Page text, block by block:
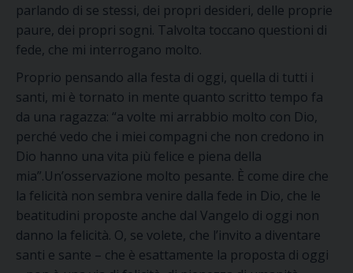
parlando di se stessi, dei propri desideri, delle proprie
paure, dei propri sogni. Talvolta toccano questioni di
fede, che mi interrogano molto.
Proprio pensando alla festa di oggi, quella di tutti i
santi, mi è tornato in mente quanto scritto tempo fa
da una ragazza: “a volte mi arrabbio molto con Dio,
perché vedo che i miei compagni che non credono in
Dio hanno una vita più felice e piena della
mia”.Un’osservazione molto pesante. È come dire che
la felicità non sembra venire dalla fede in Dio, che le
beatitudini proposte anche dal Vangelo di oggi non
danno la felicità. O, se volete, che l’invito a diventare
santi e sante – che è esattamente la proposta di oggi